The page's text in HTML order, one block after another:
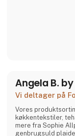
Angela B.
Vi deltager på
Vores
køkkentekstiler,
mere fra Sophie
genbrugsuld